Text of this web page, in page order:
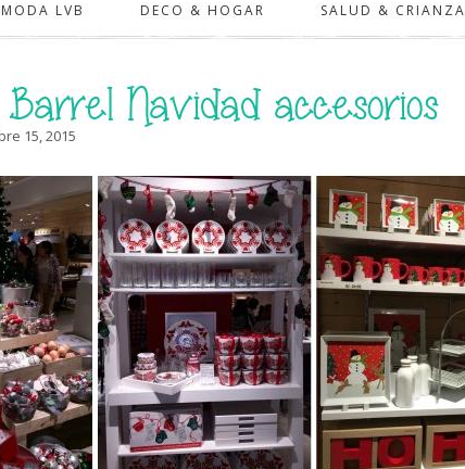
MODA LVB DECO & HOGAR SALUD & CRIANZA
Navidad accesorios
15, 2015